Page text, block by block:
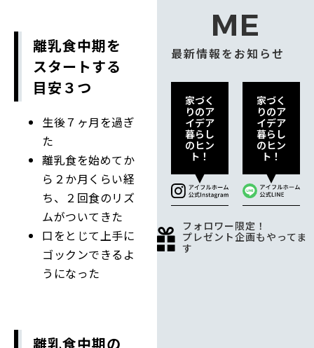
離乳食中期を
スタートする
目安３つ
生後７ヶ月を過ぎ
た
離乳食を始めてか
ら２か月くらい経
ち、２回食のリズ
ムがついてきた
口をとじて上手に
ゴックンできるよ
うになった
離乳食中期の
ME
最新情報をお知らせ
家づく
りのア
イデア
暮らし
のヒン
ト！
家づく
りのア
イデア
暮らし
のヒン
ト！
フォロワー限定！
プレゼント企画もやってま
す